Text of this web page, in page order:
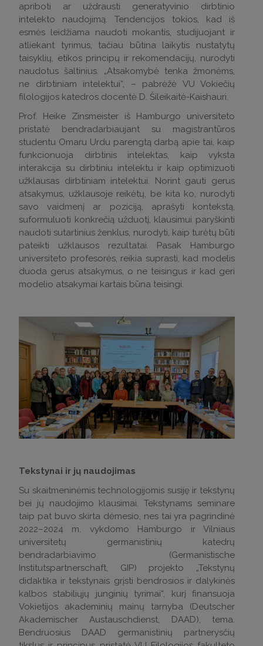
apriboti ar uždrausti generatyvinio dirbtinio
intelekto naudojimą. Tendencijos tokios, kad iš
esmės leidžiama naudoti mokantis, studijuojant ir
atliekant tyrimus, tačiau būtina laikytis nustatytų
taisyklių, etikos principų ir rekomendacijų, nurodyti
naudotus šaltinius. „Atsakomybė tenka žmonėms,
ne dirbtiniam intelektui“, – pabrėžė VU Vokiečių
filologijos katedros docentė D. Šileikaitė-Kaishauri.
Prof. Heike Zinsmeister iš Hamburgo universiteto
pristatė bendradarbiaujant su magistrantūros
studentu Omaru Urdu parengtą darbą apie tai, kaip
funkcionuoja dirbtinis intelektas, kaip vyksta
interakcija su dirbtiniu intelektu ir kaip optimizuoti
užklausas dirbtiniam intelektui. Norint gauti gerus
atsakymus, užklausoje reikėtų, be kita ko, nurodyti
savo vaidmenį ar poziciją, aprašyti kontekstą,
suformuluoti konkrečią užduotį, klausimui paryškinti
naudoti sutartinius ženklus, nurodyti, kaip turėtų būti
pateikti užklausos rezultatai. Pasak Hamburgo
universiteto profesorės, reikia suprasti, kad modelis
duoda gerus atsakymus, o ne teisingus ir kad geri
modelio atsakymai kartais būna teisingi.
Tekstynai ir jų naudojimas
Su skaitmeninėmis technologijomis susiję ir tekstynų
bei jų naudojimo klausimai. Tekstynams seminare
taip pat buvo skirta dėmesio, nes tai yra pagrindinė
2022–2024 m. vykdomo Hamburgo ir Vilniaus
universitetų germanistinių katedrų
bendradarbiavimo (Germanistische
Institutspartnerschaft, GIP) projekto „Tekstynų
didaktika ir tekstynais grįsti bendrosios ir dalykinės
kalbos stabiliųjų junginių tyrimai“, kurį finansuoja
Vokietijos akademinių mainų tarnyba (Deutscher
Akademischer Austauschdienst, DAAD), tema.
Bendruosius DAAD germanistinių partnerysčių